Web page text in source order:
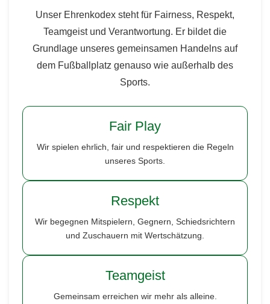
Unser Ehrenkodex steht für Fairness, Respekt,
Teamgeist und Verantwortung. Er bildet die
Grundlage unseres gemeinsamen Handelns auf
dem Fußballplatz genauso wie außerhalb des
Sports.
Fair Play
Wir spielen ehrlich, fair und respektieren die Regeln
unseres Sports.
Respekt
Wir begegnen Mitspielern, Gegnern, Schiedsrichtern
und Zuschauern mit Wertschätzung.
Teamgeist
Gemeinsam erreichen wir mehr als alleine.